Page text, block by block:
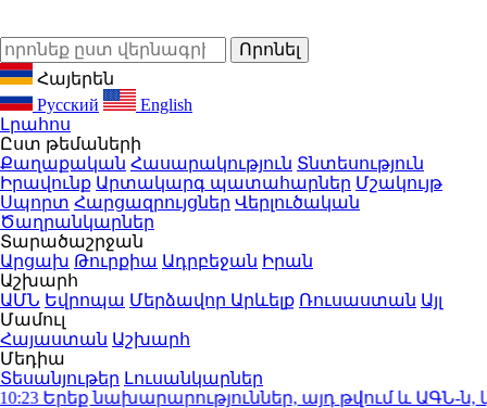
Հայերեն
Русский
English
Լրահոս
Ըստ թեմաների
Քաղաքական Հասարակություն Տնտեսություն
Իրավունք Արտակարգ պատահարներ Մշակույթ
Սպորտ Հարցազրույցներ Վերլուծական
Ծաղրանկարներ
Տարածաշրջան
Արցախ Թուրքիա Ադրբեջան Իրան
Աշխարհ
ԱՄՆ Եվրոպա Մերձավոր Արևելք Ռուսաստան Այլ
Մամուլ
Հայաստան Աշխարհ
Մեդիա
Տեսանյութեր Լուսանկարներ
Երեք նախարարություններ, այդ թվում և ԱԳՆ-ն,